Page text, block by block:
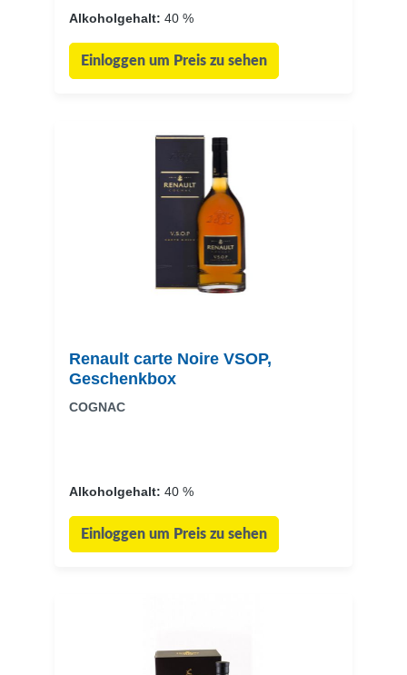
Alkoholgehalt: 40 %
Einloggen um Preis zu sehen
Renault carte Noire VSOP,
Geschenkbox
COGNAC
Alkoholgehalt: 40 %
Einloggen um Preis zu sehen